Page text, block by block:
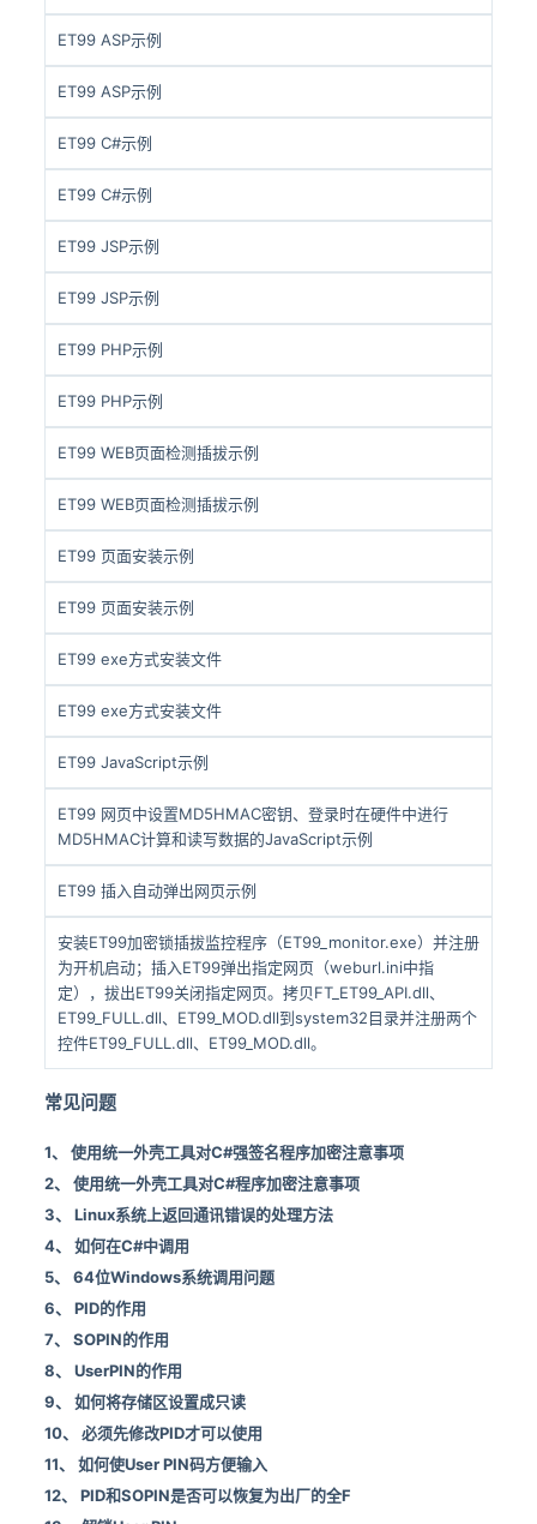
ET99 ASP示例
ET99 ASP示例
ET99 C#示例
ET99 C#示例
ET99 JSP示例
ET99 JSP示例
ET99 PHP示例
ET99 PHP示例
ET99 WEB页面检测插拔示例
ET99 WEB页面检测插拔示例
ET99 页面安装示例
ET99 页面安装示例
ET99 exe方式安装文件
ET99 exe方式安装文件
ET99 JavaScript示例
ET99 网页中设置MD5HMAC密钥、登录时在硬件中进行
MD5HMAC计算和读写数据的JavaScript示例
ET99 插入自动弹出网页示例
安装ET99加密锁插拔监控程序（ET99_monitor.exe）并注册
为开机启动；插入ET99弹出指定网页（weburl.ini中指
定），拔出ET99关闭指定网页。拷贝FT_ET99_API.dll、
ET99_FULL.dll、ET99_MOD.dll到system32目录并注册两个
控件ET99_FULL.dll、ET99_MOD.dll。
常见问题
1、 使用统一外壳工具对C#强签名程序加密注意事项
2、 使用统一外壳工具对C#程序加密注意事项
3、 Linux系统上返回通讯错误的处理方法
4、 如何在C#中调用
5、 64位Windows系统调用问题
6、 PID的作用
7、 SOPIN的作用
8、 UserPIN的作用
9、 如何将存储区设置成只读
10、 必须先修改PID才可以使用
11、 如何使User PIN码方便输入
12、 PID和SOPIN是否可以恢复为出厂的全F